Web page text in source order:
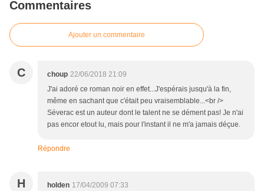
Commentaires
Ajouter un commentaire
C choup 22/06/2018 21:09
J'ai adoré ce roman noir en effet...J'espérais jusqu'à la fin,
même en sachant que c'était peu vraisemblable...<br />
Séverac est un auteur dont le talent ne se dément pas! Je n'ai
pas encor etout lu, mais pour l'instant il ne m'a jamais déçue.
Répondre
H holden 17/04/2009 07:33